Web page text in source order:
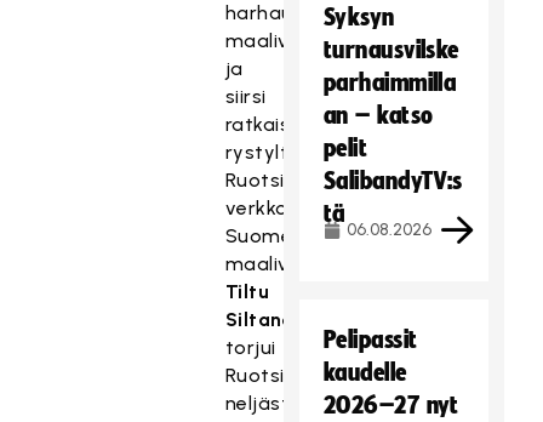
harhautti
maalivahdin
ja
siirsi
ratkaisun
rystyltä
Ruotsin
verkkoon.
Suomen
maalivahti
Tiltu
Siltanen
torjui
Ruotsin
neljästä
Syksyn
turnausvilske
parhaimmilla
an – katso
pelit
SalibandyTV:s
tä
06.08.2026
Pelipassit
kaudelle
2026–27 nyt